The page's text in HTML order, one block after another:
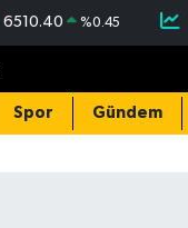
6510.40 %0.45
Spor Gündem